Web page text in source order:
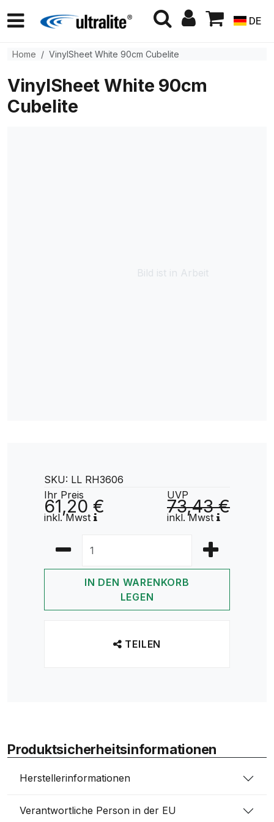
DE
Home VinylSheet White 90cm Cubelite
VinylSheet White 90cm
Cubelite
Bild ist in Arbeit
SKU: LL RH3606
Ihr Preis
61,20 €
inkl. Mwst
UVP
73,43 €
inkl. Mwst
IN DEN WARENKORB
LEGEN
TEILEN
Produktsicherheitsinformationen
Herstellerinformationen
Verantwortliche Person in der EU